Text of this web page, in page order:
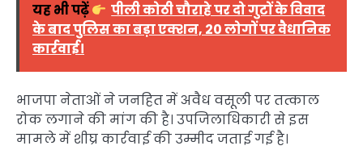
यह भी पढ़ें
पीली कोठी चौराहे पर दो गुटों के विवाद
के बाद पुलिस का बड़ा एक्शन, 20 लोगों पर वैधानिक
कार्रवाई।
भाजपा नेताओं ने जनहित में अवैध वसूली पर तत्काल
रोक लगाने की मांग की है। उपजिलाधिकारी से इस
मामले में शीघ्र कार्रवाई की उम्मीद जताई गई है।